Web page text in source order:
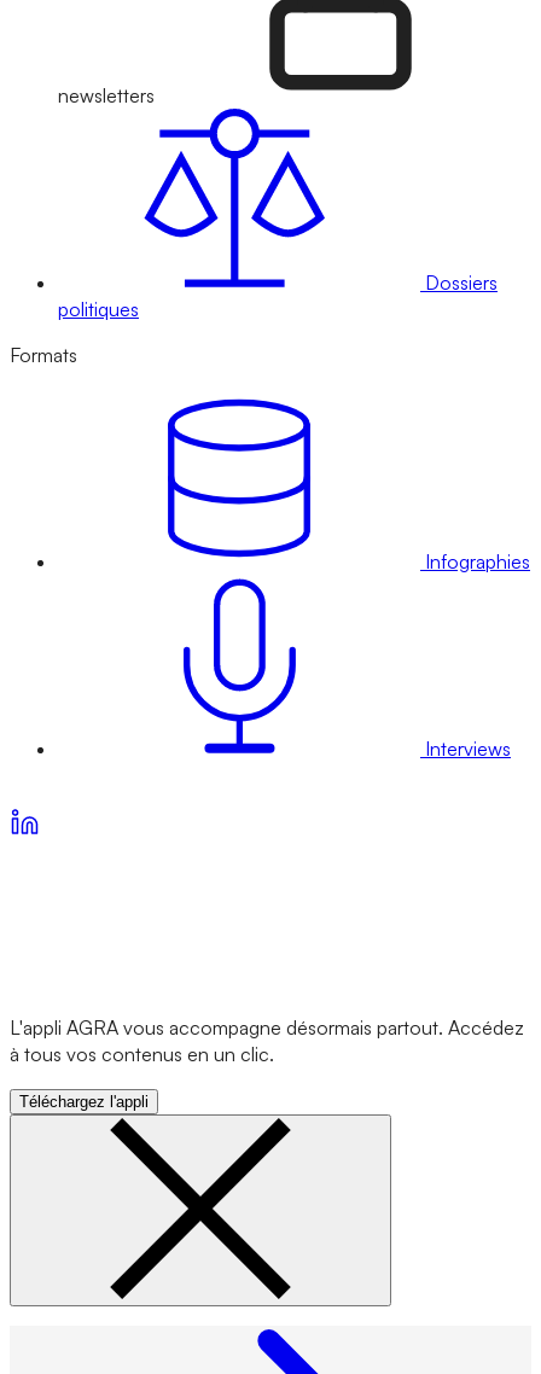
newsletters
Dossiers
politiques
Formats
Infographies
Interviews
L'appli AGRA vous accompagne désormais partout. Accédez
à tous vos contenus en un clic.
Téléchargez l'appli